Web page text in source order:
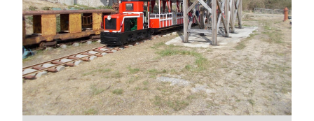
Huit vitraux contemporains figuratifs représenteront la
procession de la Vierge, se déroulant toujours de nos jours, le
1er samedi de juillet depuis le grand hiver de 1709. Nous avons
besoin de vous pour financer ces créations